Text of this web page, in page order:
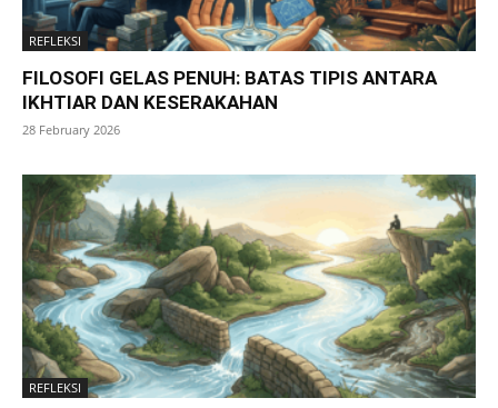
REFLEKSI
FILOSOFI GELAS PENUH: BATAS TIPIS ANTARA
IKHTIAR DAN KESERAKAHAN
28 February 2026
REFLEKSI